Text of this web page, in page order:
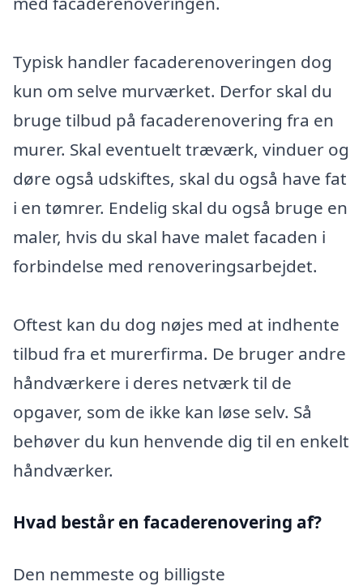
Typisk handler facaderenoveringen dog
kun om selve murværket. Derfor skal du
bruge tilbud på facaderenovering fra en
murer. Skal eventuelt træværk, vinduer og
døre også udskiftes, skal du også have fat
i en tømrer. Endelig skal du også bruge en
maler, hvis du skal have malet facaden i
forbindelse med renoveringsarbejdet.
Oftest kan du dog nøjes med at indhente
tilbud fra et murerfirma. De bruger andre
håndværkere i deres netværk til de
opgaver, som de ikke kan løse selv. Så
behøver du kun henvende dig til en enkelt
håndværker.
Hvad består en facaderenovering af?
Den nemmeste og billigste